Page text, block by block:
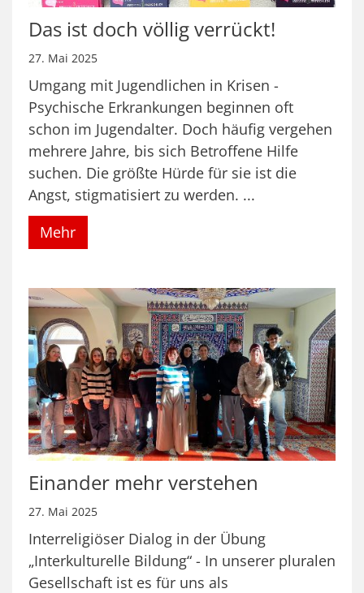
Das ist doch völlig verrückt!
27. Mai 2025
Umgang mit Jugendlichen in Krisen -
Psychische Erkrankungen beginnen oft
schon im Jugendalter. Doch häufig vergehen
mehrere Jahre, bis sich Betroffene Hilfe
suchen. Die größte Hürde für sie ist die
Angst, stigmatisiert zu werden. ...
Mehr
Einander mehr verstehen
27. Mai 2025
Interreligiöser Dialog in der Übung
„Interkulturelle Bildung“ - In unserer pluralen
Gesellschaft ist es für uns als